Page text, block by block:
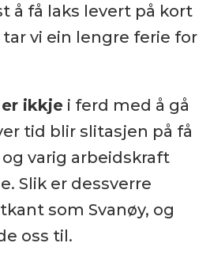
å få laks levert på kort
tar vi ein lengre ferie for
ikkjei ferd med å gå
tid blir slitasjen på få
varig arbeidskraft
Slik er dessverre
som Svanøy, og
oss til.